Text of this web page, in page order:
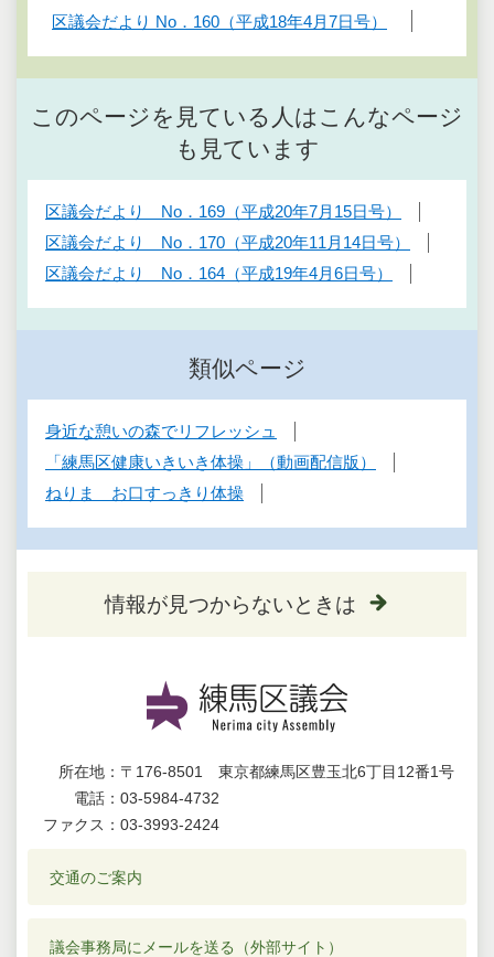
区議会だより No．160（平成18年4月7日号）
このページを見ている人はこんなページ
も見ています
区議会だより No．169（平成20年7月15日号）
区議会だより No．170（平成20年11月14日号）
区議会だより No．164（平成19年4月6日号）
類似ページ
身近な憩いの森でリフレッシュ
「練馬区健康いきいき体操」（動画配信版）
ねりま お口すっきり体操
情報が見つからないときは
所在地： 〒176-8501 東京都練馬区豊玉北6丁目12番1号
電話： 03-5984-4732
ファクス： 03-3993-2424
交通のご案内
議会事務局にメールを送る（外部サイト）